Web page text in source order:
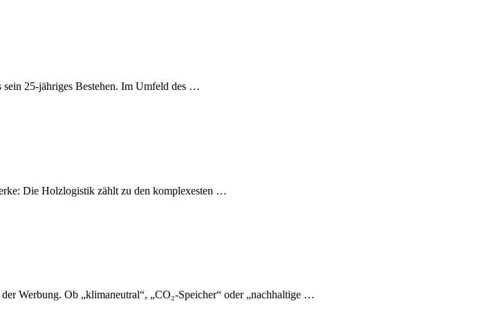
25-jähriges Bestehen. Im Umfeld des …
Die Holzlogistik zählt zu den komplexesten …
Werbung. Ob „klimaneutral“, „CO₂-Speicher“ oder „nachhaltige …